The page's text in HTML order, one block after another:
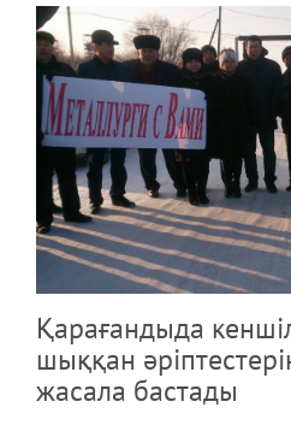
Қарағандыда
шыққан
жасала бастады